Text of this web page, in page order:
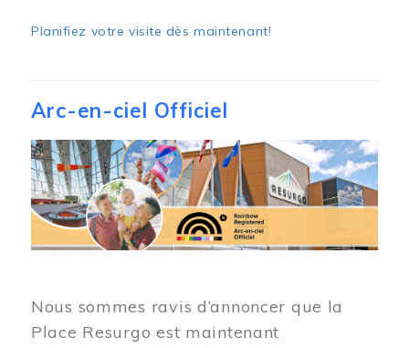
Planifiez votre visite dès maintenant!
Arc-en-ciel Officiel
Image
Nous sommes ravis d’annoncer que la
Place Resurgo est maintenant